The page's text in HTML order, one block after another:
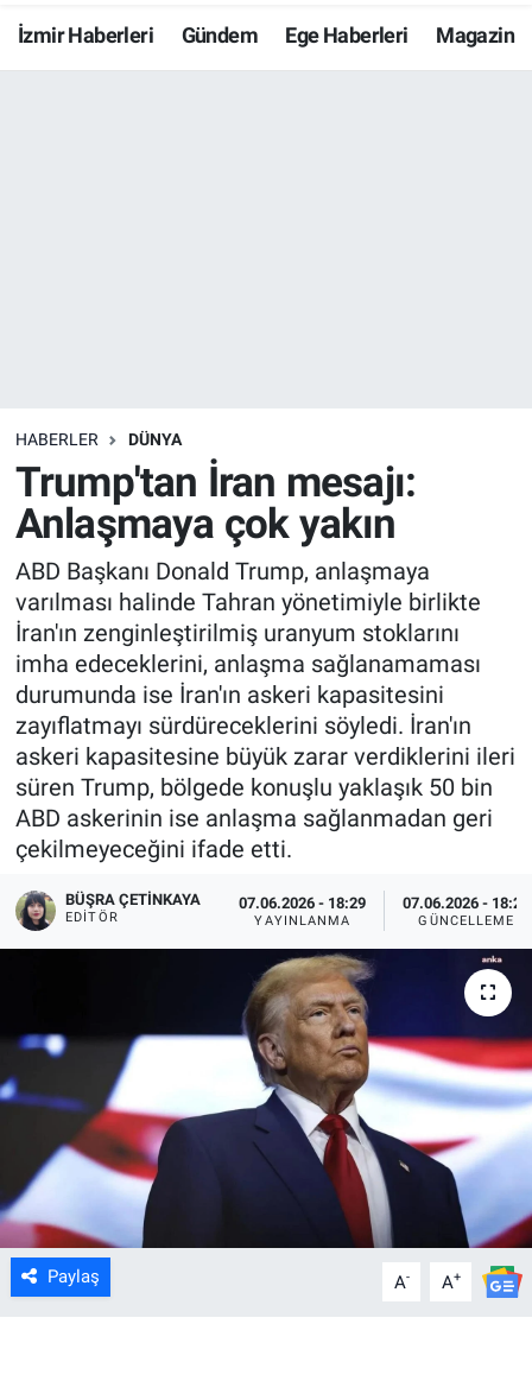
İzmir Haberleri Gündem Ege Haberleri Magazin
HABERLER DÜNYA
Trump'tan İran mesajı:
Anlaşmaya çok yakın
ABD Başkanı Donald Trump, anlaşmaya
varılması halinde Tahran yönetimiyle birlikte
İran'ın zenginleştirilmiş uranyum stoklarını
imha edeceklerini, anlaşma sağlanamaması
durumunda ise İran'ın askeri kapasitesini
zayıflatmayı sürdüreceklerini söyledi. İran'ın
askeri kapasitesine büyük zarar verdiklerini ileri
süren Trump, bölgede konuşlu yaklaşık 50 bin
ABD askerinin ise anlaşma sağlanmadan geri
çekilmeyeceğini ifade etti.
BÜŞRA ÇETINKAYA
EDITÖR
07.06.2026 - 18:29
YAYINLANMA
07.06.2026 - 18:29
GÜNCELLEME
Paylaş A- A+
Resmi İlanlar